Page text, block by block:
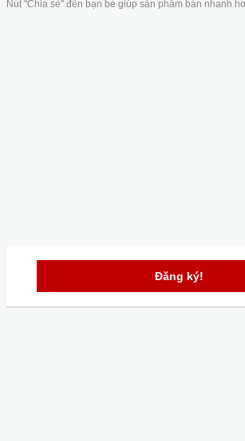
Nút "Chia sẻ" đến bạn bè giúp sản phẩm bán nhanh
Đăng ký!